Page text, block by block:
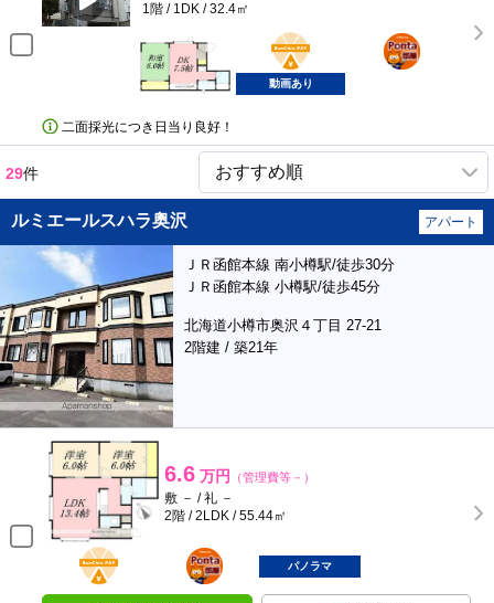
1階 / 1DK / 32.4㎡
BunChinPAY
ポンタ
部屋
動画あり
二面採光につき日当り良好！
29件
ルミエールスハラ奥沢 アパート
ＪＲ函館本線 南小樽駅/徒歩30分
ＪＲ函館本線 小樽駅/徒歩45分
北海道小樽市奥沢４丁目 27-21
2階建 / 築21年
6.6 万円 （管理費等－）
敷 － / 礼 －
2階 / 2LDK / 55.44㎡
BunChinPAY
ポンタ
部屋
パノラマ